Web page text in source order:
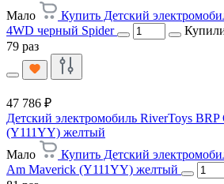
Мало
Купить Детский
4WD черный Spider
79 раз
47 786 ₽
Детский электромобиль RiverToys
(Y111YY) желтый
Мало
Купить Детский
Am Maverick (Y111YY) желтый